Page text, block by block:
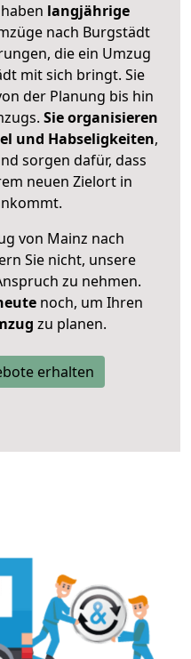
langjährige
nach Burgstädt
die ein Umzug
mit sich bringt. Sie
der Planung bis hin
Sie organisieren
und Habseligkeiten,
sorgen dafür, dass
neuen Zielort in
von Mainz nach
Sie nicht, unsere
zu nehmen.
noch, um Ihren
zu planen.
erhalten